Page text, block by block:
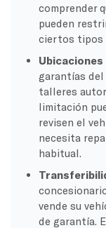
comprender
pueden
ciertos tipos
garantías
talleres
limitación
revisen el
necesita
habitual.
vende su
de garantía.